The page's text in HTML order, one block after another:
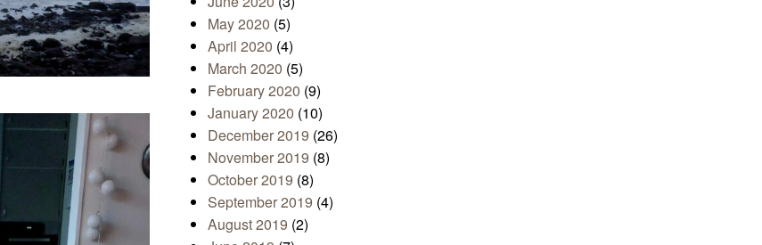
May 2020 (5)
April 2020 (4)
March 2020 (5)
February 2020 (9)
January 2020 (10)
December 2019 (26)
November 2019 (8)
October 2019 (8)
September 2019 (4)
August 2019 (2)